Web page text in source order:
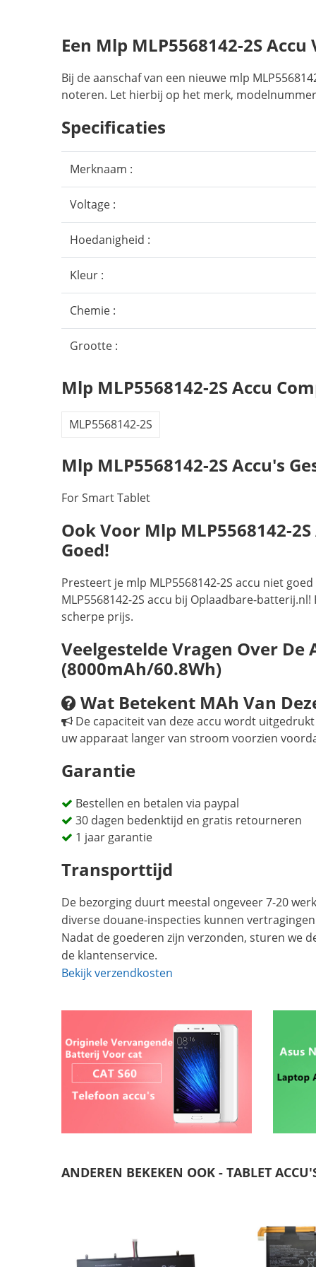
Een Mlp MLP5568142-2S
Bij de aanschaf van een nieuwe mlp
noteren. Let hierbij op het merk,
Specificaties
Merknaam :
Voltage :
Hoedanigheid :
Kleur :
Chemie :
Grootte :
Mlp MLP5568142-2S Accu
MLP5568142-2S
Mlp MLP5568142-2S Accu's
For Smart Tablet
Ook Voor Mlp MLP5568142-
Goed!
Presteert je mlp MLP5568142-2S accu niet
MLP5568142-2S accu bij Oplaadbare-
scherpe prijs.
Veelgestelde Vragen Over De
(8000mAh/60.8Wh)
Wat Betekent MAh Van
De capaciteit van deze accu wordt
uw apparaat langer van stroom voorzien
Garantie
Bestellen en betalen via paypal
30 dagen bedenktijd en gratis retourneren
1 jaar garantie
Transporttijd
De bezorging duurt meestal ongeveer 7-20
diverse douane-inspecties kunnen
Nadat de goederen zijn verzonden, sturen we
de klantenservice.
Bekijk verzendkosten
ANDEREN BEKEKEN OOK - TABLET